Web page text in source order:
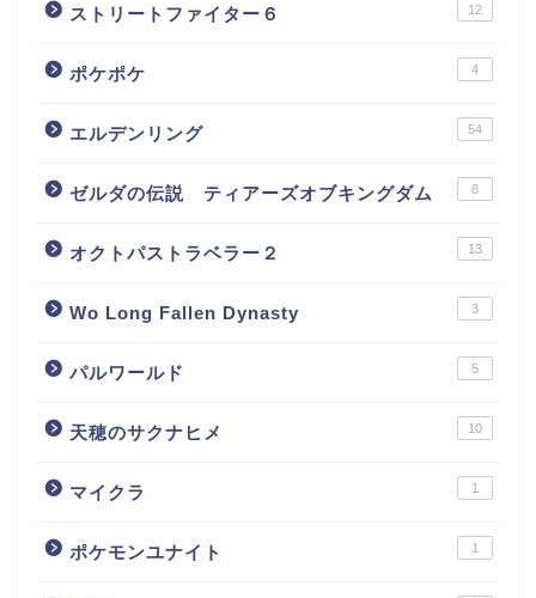
ストリートファイター６ 12
ポケポケ 4
エルデンリング 54
ゼルダの伝説 ティアーズオブキングダム 8
オクトパストラベラー２ 13
Wo Long Fallen Dynasty 3
パルワールド 5
天穂のサクナヒメ 10
マイクラ 1
ポケモンユナイト 1